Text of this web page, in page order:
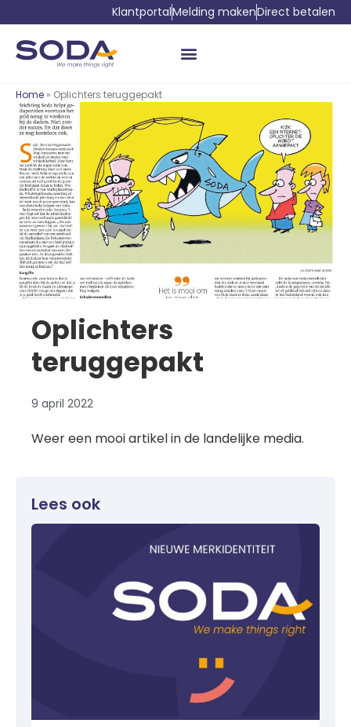
KlantportalMelding makenDirect betalen
Home » Oplichters teruggepakt
Oplichters
teruggepakt
9 april 2022
Weer een mooi artikel in de landelijke media.
Lees ook